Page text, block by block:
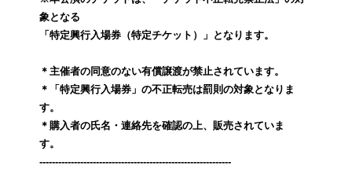
象となる
「特定興行入場券（特定チケット）」となります。
＊主催者の同意のない有償譲渡が禁止されています。
＊「特定興行入場券」の不正転売は罰則の対象となりま
す。
＊購入者の氏名・連絡先を確認の上、販売されていま
す。
-------------------------------------------------------------